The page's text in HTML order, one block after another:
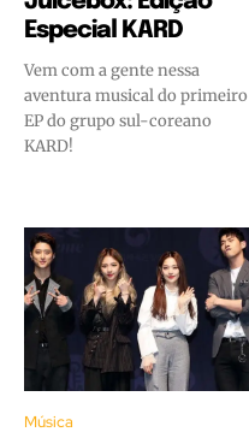
Especial KARD
Vem com a gente nessa
aventura musical do primeiro
EP do grupo sul-coreano
KARD!
Música